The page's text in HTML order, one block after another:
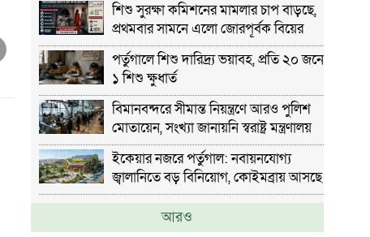
শিশু সুরক্ষা কমিশনের মামলার চাপ বাড়ছে,
প্রথমবার সামনে এলো জোরপূর্বক বিয়ের
ঘটনা
পর্তুগালে শিশু দারিদ্র্য ভয়াবহ, প্রতি ২০ জনে
১ শিশু ক্ষুধার্ত
বিমানবন্দরে সীমান্ত নিয়ন্ত্রণে আরও পুলিশ
মোতায়েন, সংখ্যা জানায়নি স্বরাষ্ট্র মন্ত্রণালয়
ইকেয়ার নজরে পর্তুগাল: নবায়নযোগ্য
জ্বালানিতে বড় বিনিয়োগ, কোইমব্রায় আসছে
নতুন স্টোর
আরও